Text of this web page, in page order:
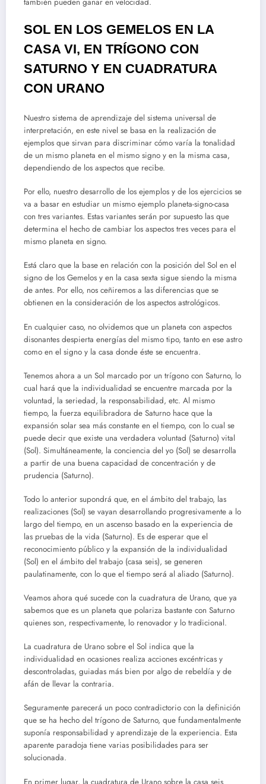
SOL EN LOS GEMELOS EN LA
CASA VI, EN TRÍGONO CON
SATURNO Y EN CUADRATURA
CON URANO
Nuestro sistema de aprendizaje del sistema universal de
interpretación, en este nivel se basa en la realización de
ejemplos que sirvan para discriminar cómo varía la tonalidad
de un mismo planeta en el mismo signo y en la misma casa,
dependiendo de los aspectos que recibe.
Por ello, nuestro desarrollo de los ejemplos y de los ejercicios se
va a basar en estudiar un mismo ejemplo planeta-signo-casa
con tres variantes. Estas variantes serán por supuesto las que
determina el hecho de cambiar los aspectos tres veces para el
mismo planeta en signo.
Está claro que la base en relación con la posición del Sol en el
signo de los Gemelos y en la casa sexta sigue siendo la misma
de antes. Por ello, nos ceñiremos a las diferencias que se
obtienen en la consideración de los aspectos astrológicos.
En cualquier caso, no olvidemos que un planeta con aspectos
disonantes despierta energías del mismo tipo, tanto en ese astro
como en el signo y la casa donde éste se encuentra.
Tenemos ahora a un Sol marcado por un trígono con Saturno, lo
cual hará que la individualidad se encuentre marcada por la
voluntad, la seriedad, la responsabilidad, etc. Al mismo
tiempo, la fuerza equilibradora de Saturno hace que la
expansión solar sea más constante en el tiempo, con lo cual se
puede decir que existe una verdadera voluntad (Saturno) vital
(Sol). Simultáneamente, la conciencia del yo (Sol) se desarrolla
a partir de una buena capacidad de concentración y de
prudencia (Saturno).
Todo lo anterior supondrá que, en el ámbito del trabajo, las
realizaciones (Sol) se vayan desarrollando progresivamente a lo
largo del tiempo, en un ascenso basado en la experiencia de
las pruebas de la vida (Saturno). Es de esperar que el
reconocimiento público y la expansión de la individualidad
(Sol) en el ámbito del trabajo (casa seis), se generen
paulatinamente, con lo que el tiempo será al aliado (Saturno).
Veamos ahora qué sucede con la cuadratura de Urano, que ya
sabemos que es un planeta que polariza bastante con Saturno
quienes son, respectivamente, lo renovador y lo tradicional.
La cuadratura de Urano sobre el Sol indica que la
individualidad en ocasiones realiza acciones excéntricas y
descontroladas, guiadas más bien por algo de rebeldía y de
afán de llevar la contraria.
Seguramente parecerá un poco contradictorio con la definición
que se ha hecho del trígono de Saturno, que fundamentalmente
suponía responsabilidad y aprendizaje de la experiencia. Esta
aparente paradoja tiene varias posibilidades para ser
solucionada.
En primer lugar, la cuadratura de Urano sobre la casa seis